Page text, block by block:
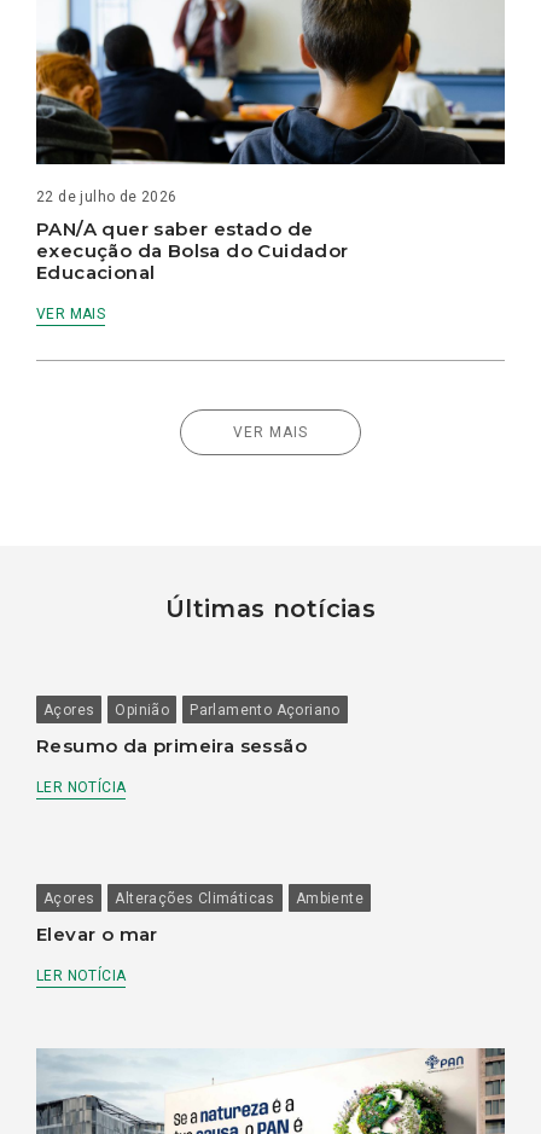
22 de julho de 2026
PAN/A quer saber estado de
execução da Bolsa do Cuidador
Educacional
VER MAIS
VER MAIS
Últimas notícias
Açores Opinião Parlamento Açoriano
Resumo da primeira sessão
LER NOTÍCIA
Açores Alterações Climáticas Ambiente
Elevar o mar
LER NOTÍCIA